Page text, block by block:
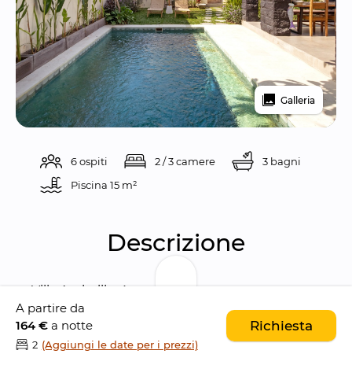
Galleria
6 ospiti 2 / 3 camere
3 bagni
Piscina 15 m²
Descrizione
Villa Ambalika è una
deliziosa casa vacanze
con 3 camere da letto
che offre un rifugio
incantevole per le vostre esigenze vacanziere.
A partire da
164 € a notte
2 (Aggiungi le date per i prezzi)
Richiesta